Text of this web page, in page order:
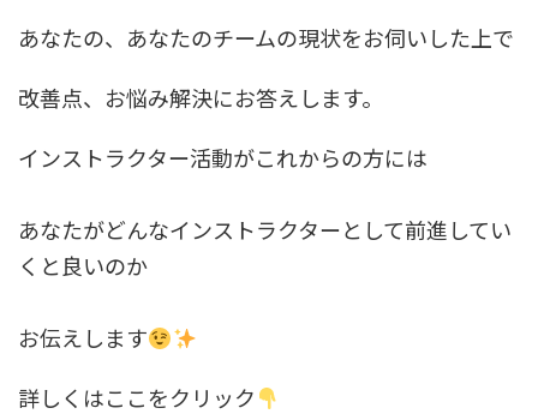
あなたの、あなたのチームの現状をお伺いした上で
改善点、お悩み解決にお答えします。
インストラクター活動がこれからの方には
あなたがどんなインストラクターとして前進してい
くと良いのか
お伝えします
詳しくはここをクリック